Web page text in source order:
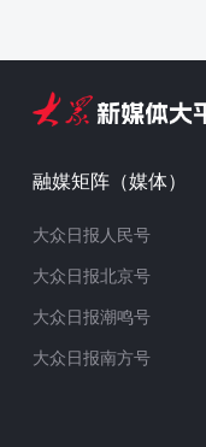
融媒矩阵（媒体）
大众日报人民号
大众日报北京号
大众日报潮鸣号
大众日报南方号